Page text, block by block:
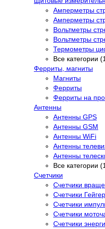
Амперметры
Амперметры
Вольтметры
Вольтметры
Термометры
Все категории
Ферриты, магниты
Магниты
Ферриты
Ферриты на
Антенны
Антенны GPS
Антенны GSM
Антенны WiFi
Антенны
Антенны
Все категории
Счетчики
Счетчики
Счетчики
Счетчики
Счетчики
Счетчики